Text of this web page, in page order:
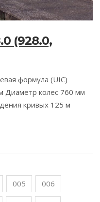
(928.0,
формула (UIC)
Диаметр колес 760 мм
кривых 125 м
005 006